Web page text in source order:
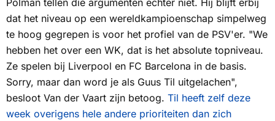
Polman tellen die argumenten echter niet. Hij blijft erbij
dat het niveau op een wereldkampioenschap simpelweg
te hoog gegrepen is voor het profiel van de PSV'er. "We
hebben het over een WK, dat is het absolute topniveau.
Ze spelen bij Liverpool en FC Barcelona in de basis.
Sorry, maar dan word je als Guus Til uitgelachen",
besloot Van der Vaart zijn betoog. Til heeft zelf deze
week overigens hele andere prioriteiten dan zich